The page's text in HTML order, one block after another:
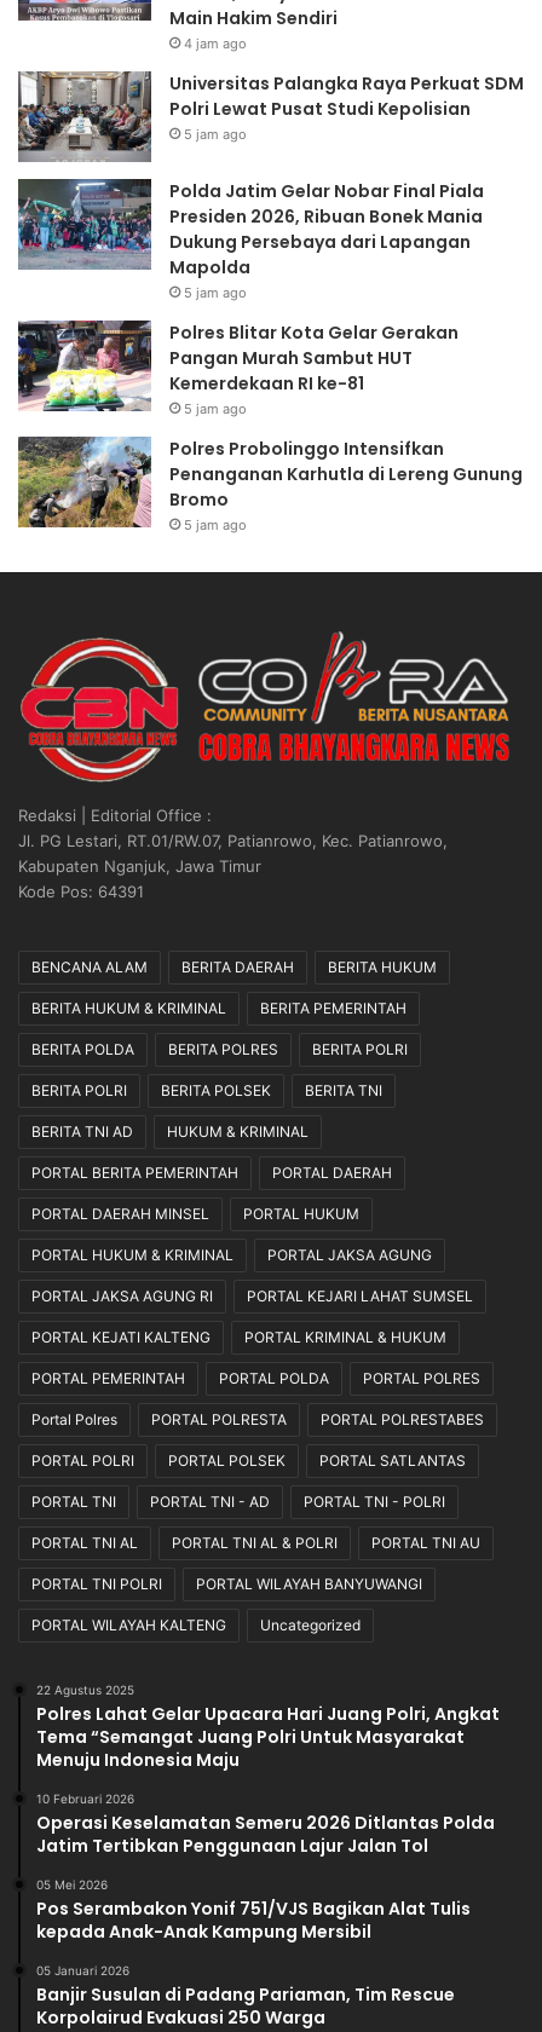
Mapolda
Main Hakim Sendiri
4 jam ago
Universitas Palangka Raya Perkuat SDM
Polri Lewat Pusat Studi Kepolisian
5 jam ago
Polda Jatim Gelar Nobar Final Piala
Presiden 2026, Ribuan Bonek Mania
Dukung Persebaya dari Lapangan
Mapolda
5 jam ago
Polres Blitar Kota Gelar Gerakan
Pangan Murah Sambut HUT
Kemerdekaan RI ke-81
5 jam ago
Polres Probolinggo Intensifkan
Penanganan Karhutla di Lereng Gunung
Bromo
5 jam ago
Redaksi | Editorial Office :
Jl. PG Lestari, RT.01/RW.07, Patianrowo, Kec. Patianrowo,
Kabupaten Nganjuk, Jawa Timur
Kode Pos: 64391
BENCANA ALAM BERITA DAERAH BERITA HUKUM
BERITA HUKUM & KRIMINAL BERITA PEMERINTAH
BERITA POLDA BERITA POLRES BERITA POLRI
BERITA POLRI BERITA POLSEK BERITA TNI
BERITA TNI AD HUKUM & KRIMINAL
PORTAL BERITA PEMERINTAH PORTAL DAERAH
PORTAL DAERAH MINSEL PORTAL HUKUM
PORTAL HUKUM & KRIMINAL PORTAL JAKSA AGUNG
PORTAL JAKSA AGUNG RI PORTAL KEJARI LAHAT SUMSEL
PORTAL KEJATI KALTENG PORTAL KRIMINAL & HUKUM
PORTAL PEMERINTAH PORTAL POLDA PORTAL POLRES
Portal Polres PORTAL POLRESTA PORTAL POLRESTABES
PORTAL POLRI PORTAL POLSEK PORTAL SATLANTAS
PORTAL TNI PORTAL TNI - AD PORTAL TNI - POLRI
PORTAL TNI AL PORTAL TNI AL & POLRI PORTAL TNI AU
PORTAL TNI POLRI PORTAL WILAYAH BANYUWANGI
PORTAL WILAYAH KALTENG Uncategorized
22 Agustus 2025
Polres Lahat Gelar Upacara Hari Juang Polri, Angkat
Tema “Semangat Juang Polri Untuk Masyarakat
Menuju Indonesia Maju
10 Februari 2026
Operasi Keselamatan Semeru 2026 Ditlantas Polda
Jatim Tertibkan Penggunaan Lajur Jalan Tol
05 Mei 2026
Pos Serambakon Yonif 751/VJS Bagikan Alat Tulis
kepada Anak-Anak Kampung Mersibil
05 Januari 2026
Banjir Susulan di Padang Pariaman, Tim Rescue
Korpolairud Evakuasi 250 Warga